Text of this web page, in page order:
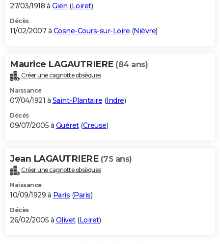
27/03/1918 à Gien (Loiret)
Décès
11/02/2007 à Cosne-Cours-sur-Loire (Nièvre)
Maurice LAGAUTRIERE (84 ans)
Créer une cagnotte obsèques
Naissance
07/04/1921 à Saint-Plantaire (Indre)
Décès
09/07/2005 à Guéret(Creuse)
Jean LAGAUTRIERE (75 ans)
Créer une cagnotte obsèques
Naissance
10/09/1929 à Paris (Paris)
Décès
26/02/2005 à Olivet(Loiret)